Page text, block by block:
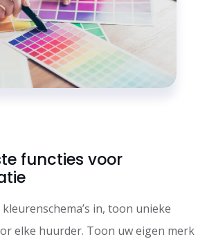
functies voor
in, toon unieke
elke huurder. Toon uw eigen merk